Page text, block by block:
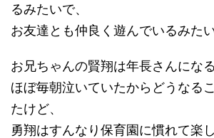
るみたいで、
お友達とも仲良く遊んでいるみたい
お兄ちゃんの賢翔は年長さんにな
ほぼ毎朝泣いていたからどうなる
たけど、
勇翔はすんなり保育園に慣れて楽